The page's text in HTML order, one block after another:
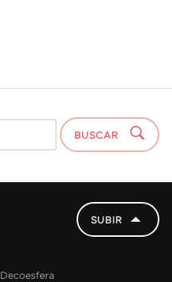
BUSCAR
SUBIR
Decoesfera